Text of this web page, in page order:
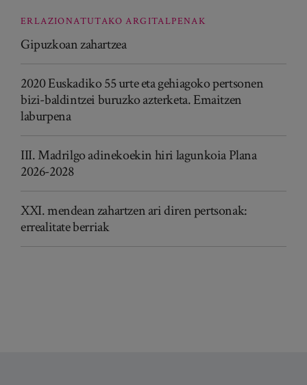
ERLAZIONATUTAKO ARGITALPENAK
Gipuzkoan zahartzea
2020 Euskadiko 55 urte eta gehiagoko pertsonen
bizi-baldintzei buruzko azterketa. Emaitzen
laburpena
III. Madrilgo adinekoekin hiri lagunkoia Plana
2026-2028
XXI. mendean zahartzen ari diren pertsonak:
errealitate berriak